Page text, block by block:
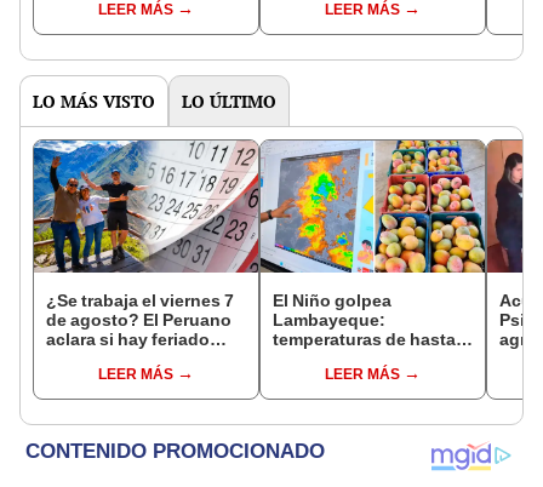
LEER MÁS
de mesa para este 4 de
octubre en el link oficial
LEER MÁS
LO MÁS VISTO LO ÚLTIMO
¿Se trabaja el viernes 7
de agosto? El Peruano
aclara si hay feriado
del 6 de agosto
LEER MÁS
El Niño golpea
Lambayeque:
temperaturas de hasta
producción de mango y
palta
LEER MÁS